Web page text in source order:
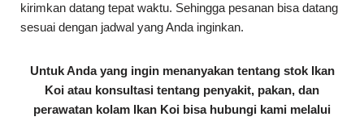
kirimkan datang tepat waktu. Sehingga pesanan bisa datang
sesuai dengan jadwal yang Anda inginkan.
Untuk Anda yang ingin menanyakan tentang stok Ikan
Koi atau konsultasi tentang penyakit, pakan, dan
perawatan kolam Ikan Koi bisa hubungi kami melalui